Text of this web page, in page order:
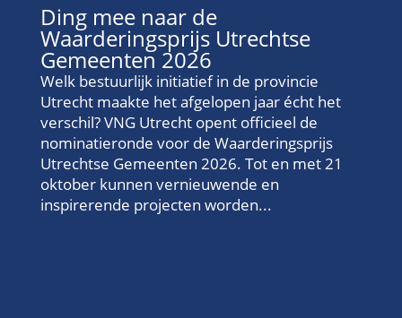
Ding mee naar de
Waarderingsprijs Utrechtse
Gemeenten 2026
Welk bestuurlijk initiatief in de provincie
Utrecht maakte het afgelopen jaar écht het
verschil? VNG Utrecht opent officieel de
nominatieronde voor de Waarderingsprijs
Utrechtse Gemeenten 2026. Tot en met 21
oktober kunnen vernieuwende en
inspirerende projecten worden...